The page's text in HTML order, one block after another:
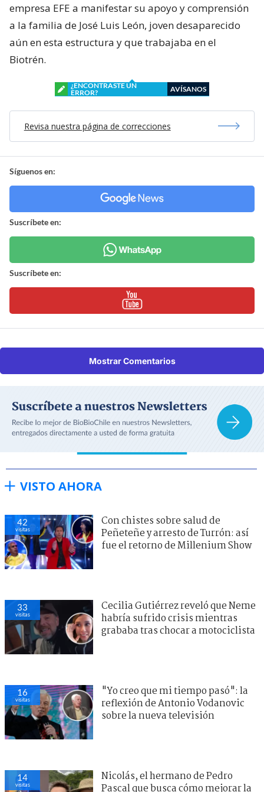
empresa EFE a manifestar su apoyo y comprensión
a la familia de José Luis León, joven desaparecido
aún en esta estructura y que trabajaba en el
Biotrén.
¿ENCONTRASTE UN
ERROR?
AVÍSANOS
Revisa nuestra página de correcciones
Síguenos en:
Suscríbete en:
Suscríbete en:
Mostrar Comentarios
VISTO AHORA
42
visitas
Con chistes sobre salud de
Peñeteñe y arresto de Turrón: así
fue el retorno de Millenium Show
33
visitas
Cecilia Gutiérrez reveló que Neme
habría sufrido crisis mientras
grababa tras chocar a motociclista
16
visitas
"Yo creo que mi tiempo pasó": la
reflexión de Antonio Vodanovic
sobre la nueva televisión
14
visitas
Nicolás, el hermano de Pedro
Pascal que busca cómo mejorar la